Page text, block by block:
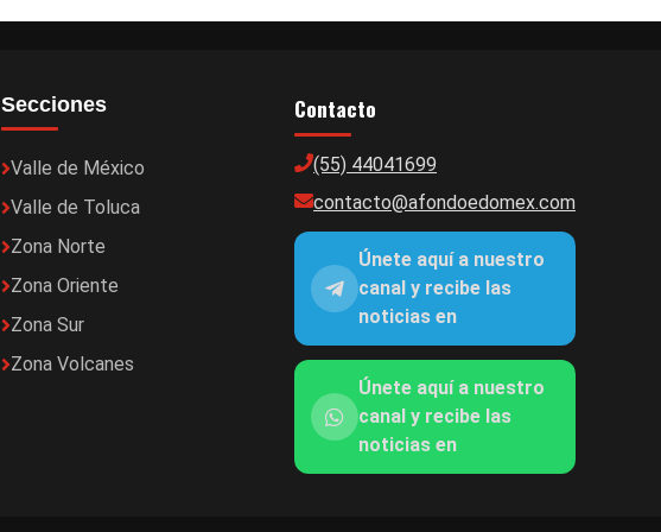
Secciones
Valle de México
Valle de Toluca
Zona Norte
Zona Oriente
Zona Sur
Zona Volcanes
Contacto
(55) 44041699
contacto@afondoedomex.com
Únete aquí a nuestro
canal y recibe las
noticias en
Únete aquí a nuestro
canal y recibe las
noticias en